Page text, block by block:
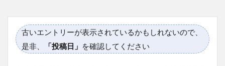
古いエントリーが表示されているかもしれないので、
是非、
「投稿日」 を確認してください